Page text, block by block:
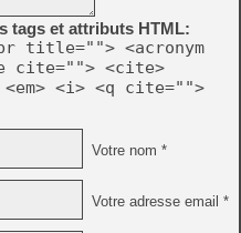
tags et attributs HTML:
title=""> <acronym
cite=""> <cite>
<i> <q cite="">
Votre nom *
Votre adresse email *